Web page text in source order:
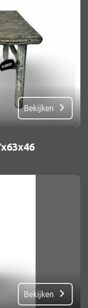
Bekijken
Bekijken